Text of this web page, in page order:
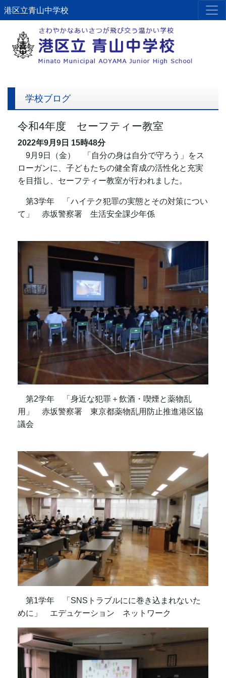
港区立青山中学校
学校ブログ
令和4年度 セーフティー教室
2022年9月9日 15時48分
9月9日（金） 「自分の身は自分で守ろう」をス
ローガンに、子どもたちの健全育成の活性化と充実
を目指し、セーフティー教室が行われました。
第3学年 「ハイテク犯罪の実態とその対策につい
て」 赤坂警察署 生活安全課少年係
第2学年 「身近な犯罪＋飲酒・喫煙と薬物乱
用」 赤坂警察署 東京都薬物乱用防止推進港区協
議会
第1学年 「SNSトラブルにに巻き込まれないた
めに」 エデュケーション ネットワーク